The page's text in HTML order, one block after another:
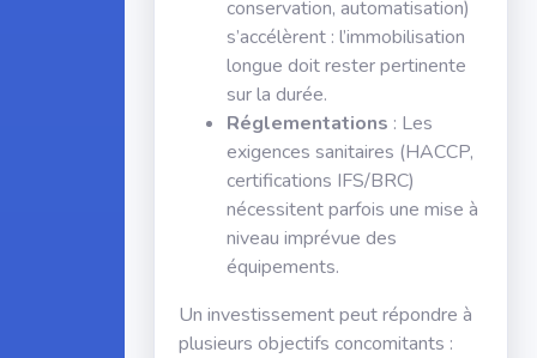
conservation, automatisation)
s’accélèrent : l’immobilisation
longue doit rester pertinente
sur la durée.
Réglementations : Les
exigences sanitaires (HACCP,
certifications IFS/BRC)
nécessitent parfois une mise à
niveau imprévue des
équipements.
Un investissement peut répondre à
plusieurs objectifs concomitants :